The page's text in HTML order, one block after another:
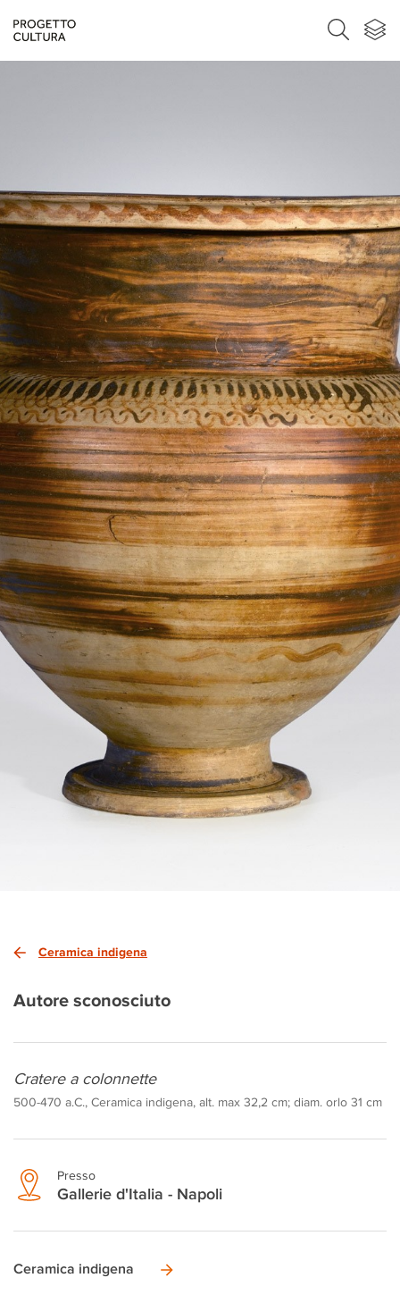
Ceramica indigena
Autore sconosciuto
Cratere a colonnette
500-470 a.C., Ceramica indigena, alt. max 32,2 cm; diam. orlo 31 cm
Presso
Gallerie d'Italia - Napoli
Ceramica indigena